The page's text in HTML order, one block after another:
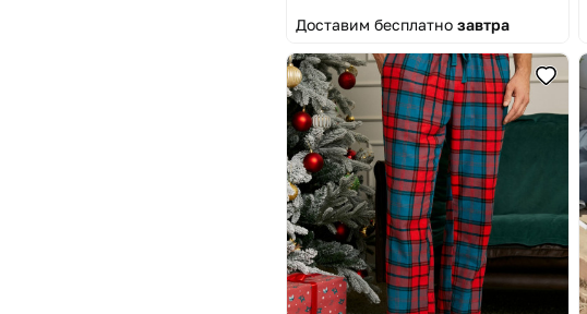
Доставим бесплатно завтра